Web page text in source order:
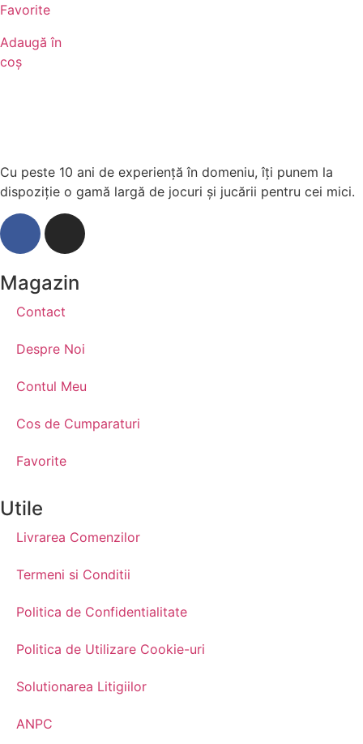
Favorite
Adaugă în
coș
Cu peste 10 ani de experiență în domeniu, îți punem la
dispoziție o gamă largă de jocuri și jucării pentru cei mici.
Magazin
Contact
Despre Noi
Contul Meu
Cos de Cumparaturi
Favorite
Utile
Livrarea Comenzilor
Termeni si Conditii
Politica de Confidentialitate
Politica de Utilizare Cookie-uri
Solutionarea Litigiilor
ANPC